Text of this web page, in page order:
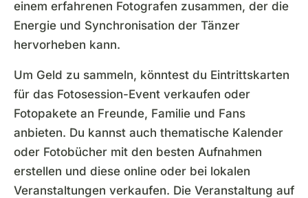
einem erfahrenen Fotografen zusammen, der die
Energie und Synchronisation der Tänzer
hervorheben kann.
Um Geld zu sammeln, könntest du Eintrittskarten
für das Fotosession-Event verkaufen oder
Fotopakete an Freunde, Familie und Fans
anbieten. Du kannst auch thematische Kalender
oder Fotobücher mit den besten Aufnahmen
erstellen und diese online oder bei lokalen
Veranstaltungen verkaufen. Die Veranstaltung auf